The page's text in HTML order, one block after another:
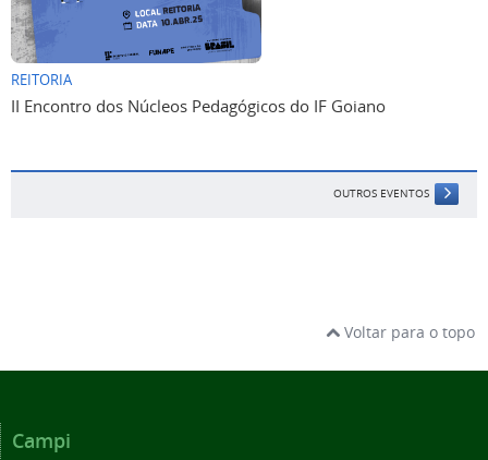
REITORIA
II Encontro dos Núcleos Pedagógicos do IF Goiano
OUTROS EVENTOS
Voltar para o topo
Campi